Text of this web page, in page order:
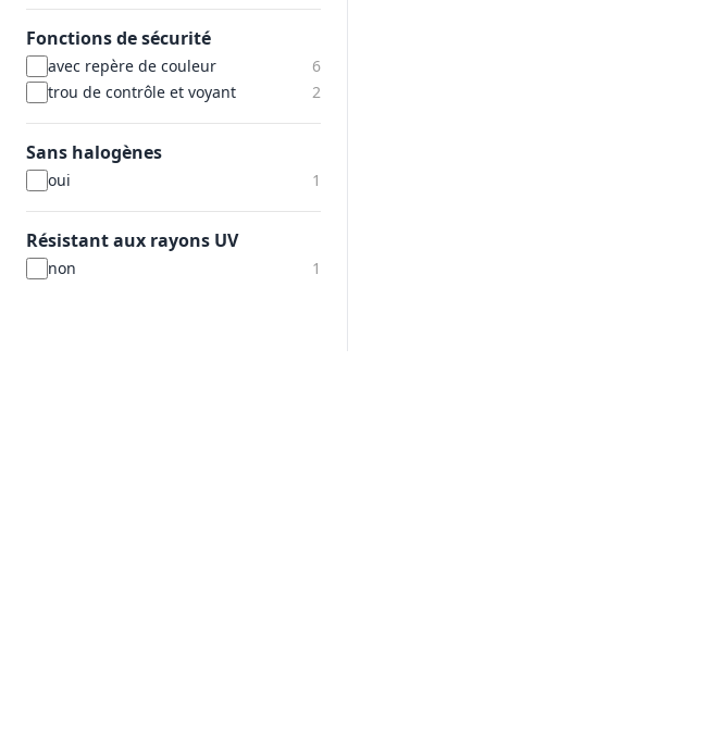
Fonctions de sécurité
avec repère de couleur
6
trou de contrôle et voyant
2
Sans halogènes
oui 1
Résistant aux rayons UV
non 1